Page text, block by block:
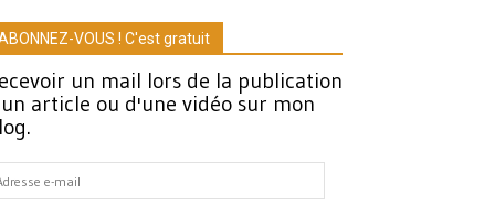
VOUS ! C'est gratuit
un mail lors de la publication
article ou d'une vidéo sur mon